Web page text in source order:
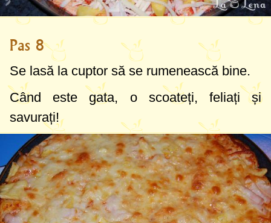
Pas 8
Se lasă la cuptor să se rumenească bine.
Când este gata, o scoateți, feliați și
savurați!